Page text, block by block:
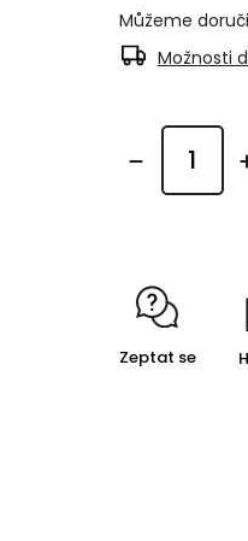
Můžeme
Možnosti
Zeptat se